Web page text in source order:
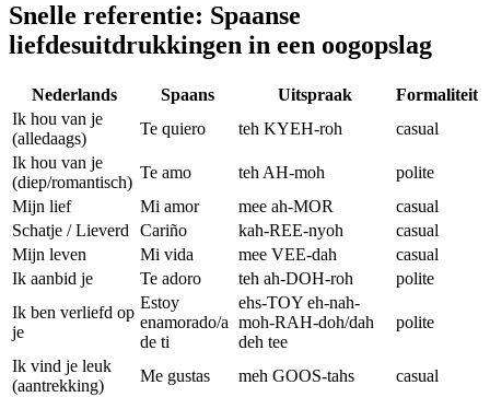
Snelle referentie: Spaanse
liefdesuitdrukkingen in een oogopslag
Nederlands Spaans Uitspraak
Formaliteit
Ik hou van je
(alledaags)
Te quiero teh KYEH-roh
casual
Ik hou van je
(diep/romantisch)
Te amo teh AH-moh
polite
Mijn lief
Mi amor mee ah-MOR
casual
Schatje / Lieverd
Cariño kah-REE-nyoh
casual
Mijn leven
Mi vida mee VEE-dah
casual
Ik aanbid je
Te adoro teh ah-DOH-roh
polite
Ik ben verliefd op
je
Estoy
enamorado/a
de ti
ehs-TOY eh-nah-
moh-RAH-doh/dah
deh tee
polite
Ik vind je leuk
(aantrekking)
Me gustas meh GOOS-tahs
casual